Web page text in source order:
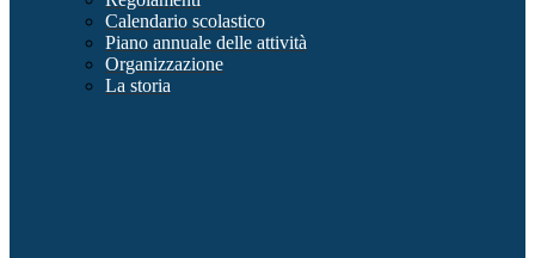
Calendario scolastico
Piano annuale delle attività
Organizzazione
La storia